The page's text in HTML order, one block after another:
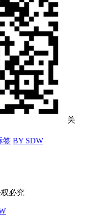
关
签 BY SDW
必究